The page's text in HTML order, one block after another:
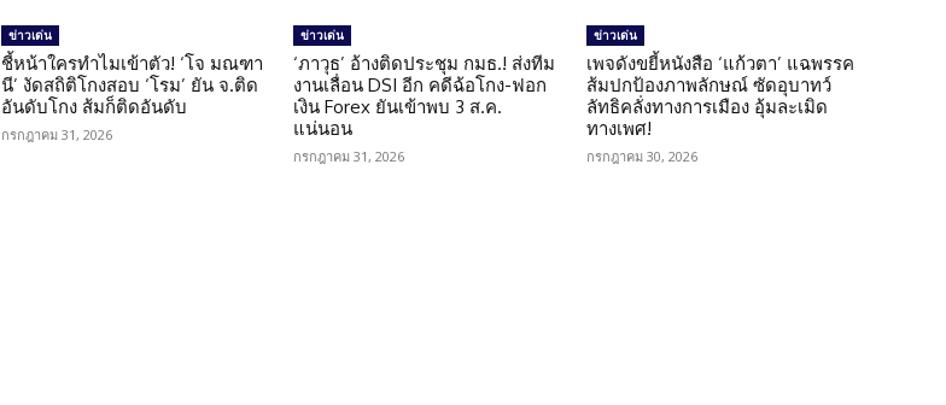
ข่าวเด่น
ชี้หน้าใครทำไมเข้าตัว! ‘โจ มณฑา
นี’ งัดสถิติโกงสอบ ‘โรม’ ยัน จ.ติด
อันดับโกง ส้มก็ติดอันดับ
กรกฎาคม 31, 2026
ข่าวเด่น
‘ภาวุธ’ อ้างติดประชุม กมธ.! ส่งทีม
งานเลื่อน DSI อีก คดีฉ้อโกง-ฟอก
เงิน Forex ยันเข้าพบ 3 ส.ค.
แน่นอน
กรกฎาคม 31, 2026
ข่าวเด่น
เพจดังขยี้หนังสือ ‘แก้วตา’ แฉพรรค
ส้มปกป้องภาพลักษณ์ ซัดอุบาทว์
ลัทธิคลั่งทางการเมือง อุ้มละเมิด
ทางเพศ!
กรกฎาคม 30, 2026